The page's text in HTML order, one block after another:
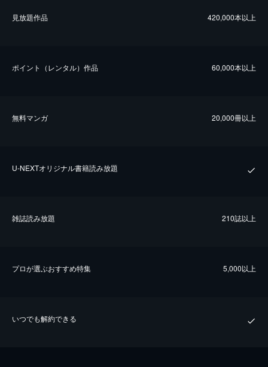
⾒放題作品 420,000本以上
ポイント（レンタル）作品 60,000本以上
無料マンガ 20,000冊以上
U-NEXTオリジナル書籍読み放題
雑誌読み放題 210誌以上
プロが選ぶおすすめ特集 5,000以上
いつでも解約できる